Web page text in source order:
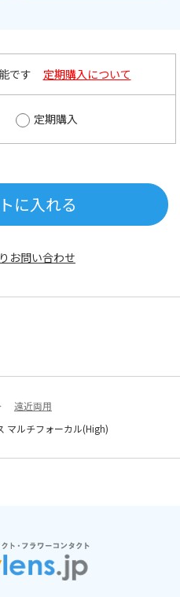
です 定期購入について
定期購入
に入れる
お問い合わせ
遠近両用
マルチフォーカル(High)